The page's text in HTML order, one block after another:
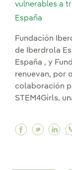
vulnerables a
España
Fundación
de Iberdrola
España , y
renuevan, por
colaboración
STEM4Girls,